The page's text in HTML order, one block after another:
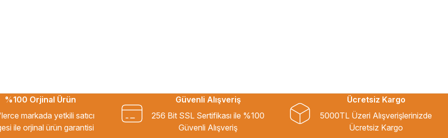
ederim.
%100 Orjinal Ürün
markada yetkili satıcı
ile orjinal ürün garantisi
Güvenli Alışveriş
256 Bit SSL Sertifikası ile %100
Güvenli Alışveriş
Ücretsiz Kargo
5000TL Üzeri Alışverişlerinizde
Ücretsiz Kargo